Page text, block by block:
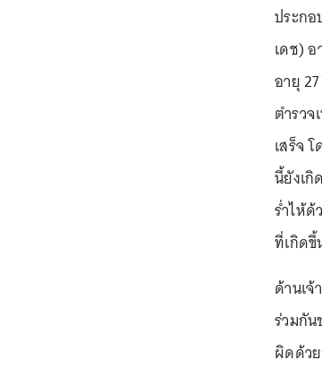
ประก
เดช)
อายุ
ตำรว
เสร็จ
นี้ยังเ
ร่ำไห้
ที่เกิดขึ้
ด้านเ
ร่วมกัน
ผิดด้ว